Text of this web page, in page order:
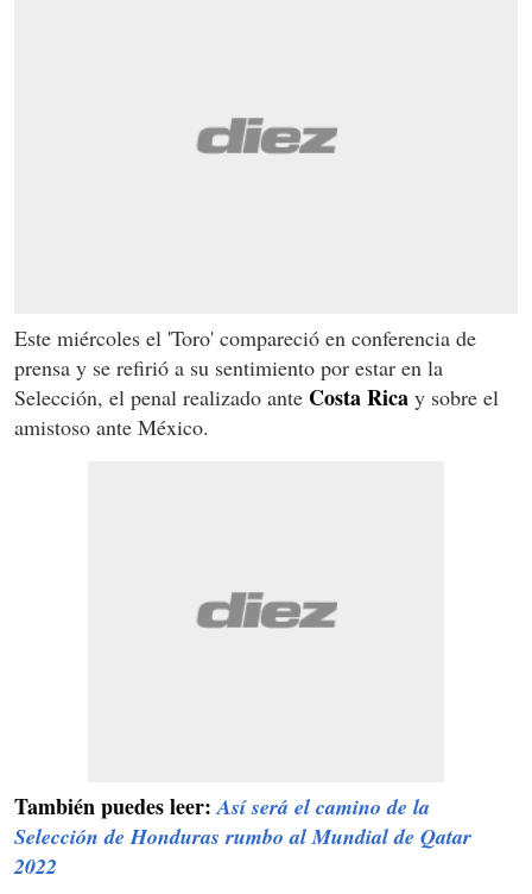
Este miércoles el 'Toro' compareció en conferencia de
prensa y se refirió a su sentimiento por estar en la
Selección, el penal realizado ante Costa Rica y sobre el
amistoso ante México.
También puedes leer:Así será el camino de la
Selección de Honduras rumbo al Mundial de Qatar
2022